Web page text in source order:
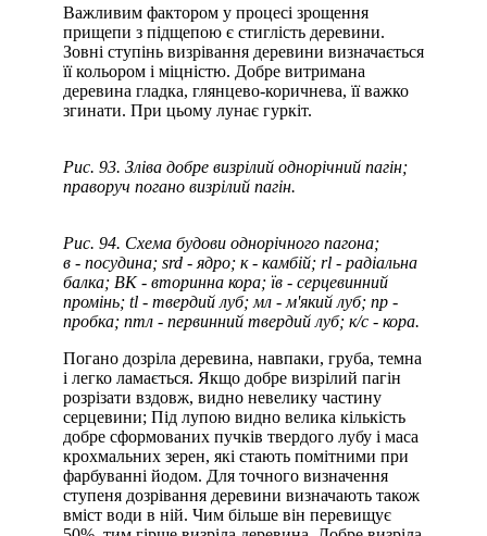
Важливим фактором у процесі зрощення
прищепи з підщепою є стиглість деревини.
Зовні ступінь визрівання деревини визначається
її кольором і міцністю. Добре витримана
деревина гладка, глянцево-коричнева, її важко
згинати. При цьому лунає гуркіт.
Рис. 93. Зліва добре визрілий однорічний пагін;
праворуч погано визрілий пагін.
Рис. 94. Схема будови однорічного пагона;
в - посудина; srd - ядро; к - камбій; rl - радіальна
балка; ВК - вторинна кора; їв - серцевинний
промінь; tl - твердий луб; мл - м'який луб; пр -
пробка; птл - первинний твердий луб; к/с - кора.
Погано дозріла деревина, навпаки, груба, темна
і легко ламається. Якщо добре визрілий пагін
розрізати вздовж, видно невелику частину
серцевини; Під лупою видно велика кількість
добре сформованих пучків твердого лубу і маса
крохмальних зерен, які стають помітними при
фарбуванні йодом. Для точного визначення
ступеня дозрівання деревини визначають також
вміст води в ній. Чим більше він перевищує